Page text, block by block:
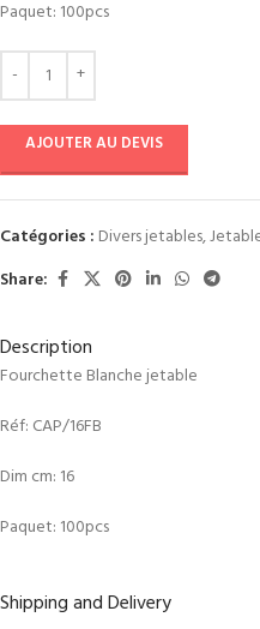
Paquet: 100pcs
AJOUTER AU DEVIS
Catégories : Divers jetables,
Share:
Description
Fourchette Blanche jetable
Réf: CAP/16FB
Dim cm: 16
Paquet: 100pcs
Shipping and Delivery